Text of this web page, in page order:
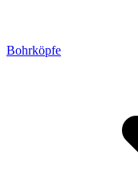
Bohrköpfe